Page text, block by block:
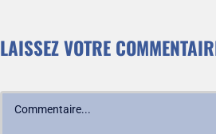
LAISSEZ VOTRE
Commentaire